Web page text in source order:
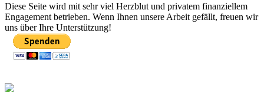
Diese Seite wird mit sehr viel Herzblut und privatem finanziellem
Engagement betrieben. Wenn Ihnen unsere Arbeit gefällt, freuen wir
uns über Ihre Unterstützung!